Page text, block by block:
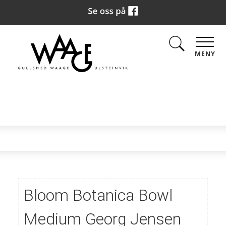
MENY
Bloom Botanica Bowl
Medium Georg Jensen